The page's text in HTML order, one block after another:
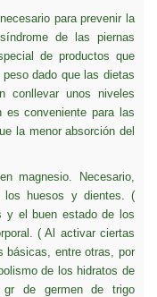
para prevenir la
de las piernas
de productos que
dado que las dietas
conllevar unos niveles
es conveniente para las
la menor absorción del
magnesio. Necesario,
los huesos y dientes. (
y el buen estado de los
( Al activar ciertas
básicas, entre otras, por
de los hidratos de
de germen de trigo